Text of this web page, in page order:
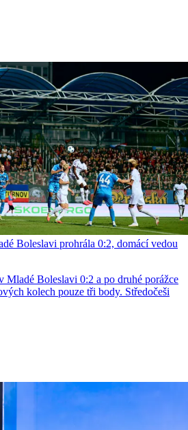
Boleslavi prohrála 0:2, domácí vedou
Mladé Boleslavi 0:2 a po druhé porážce
kolech pouze tři body. Středočeši